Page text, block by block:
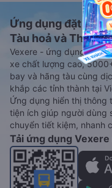
Ứng dụng đặt vé
Tàu hoả và Thuê xe
Vexere - ứng dụng đặt
xe chất lượng cao,
bay và hãng tàu cùng
khắp các tỉnh thành tại
Ứng dụng hiển thị thông
tiện ích giúp người dùng
chuyển tiết kiệm, nhanh
Tải ứng dụng Vexere